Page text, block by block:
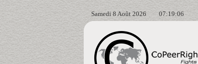
Samedi 8 Août 2026 07:19:07